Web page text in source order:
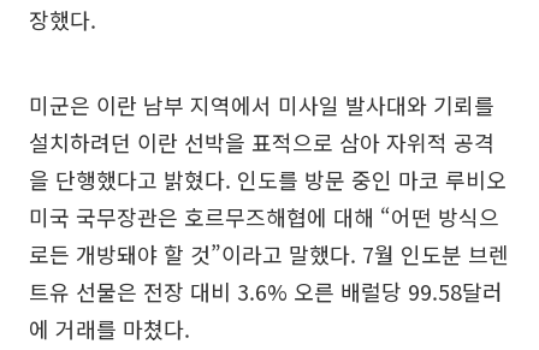
장했다.
미군은 이란 남부 지역에서 미사일 발사대와 기뢰를
설치하려던 이란 선박을 표적으로 삼아 자위적 공격
을 단행했다고 밝혔다. 인도를 방문 중인 마코 루비오
미국 국무장관은 호르무즈해협에 대해 “어떤 방식으
로든 개방돼야 할 것”이라고 말했다. 7월 인도분 브렌
트유 선물은 전장 대비 3.6% 오른 배럴당 99.58달러
에 거래를 마쳤다.